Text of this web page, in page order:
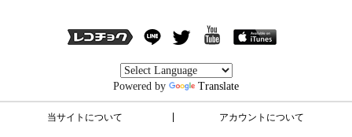
Powered by Translate
当サイトについて アカウントについて